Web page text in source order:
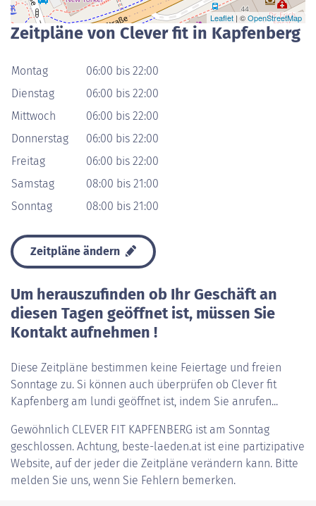
Leaflet | ©OpenStreetMap
Zeitpläne von Clever fit in Kapfenberg
Montag
06:00 bis 22:00
Dienstag
06:00 bis 22:00
Mittwoch
06:00 bis 22:00
Donnerstag
06:00 bis 22:00
Freitag
06:00 bis 22:00
Samstag
08:00 bis 21:00
Sonntag
08:00 bis 21:00
Zeitpläne ändern
Um herauszufinden ob Ihr Geschäft an
diesen Tagen geöffnet ist, müssen Sie
Kontakt aufnehmen !
Diese Zeitpläne bestimmen keine Feiertage und freien
Sonntage zu. Si können auch überprüfen ob Clever fit
Kapfenberg am lundi geöffnet ist, indem Sie anrufen...
Gewöhnlich CLEVER FIT KAPFENBERG ist am Sonntag
geschlossen. Achtung, beste-laeden.at ist eine partizipative
Website, auf der jeder die Zeitpläne verändern kann. Bitte
melden Sie uns, wenn Sie Fehlern bemerken.